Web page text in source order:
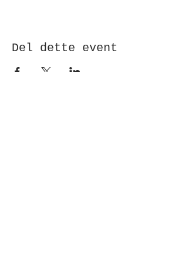
Del dette event